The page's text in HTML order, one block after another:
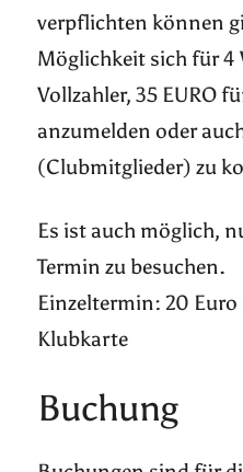
verpflichten können
Möglichkeit sich für 4
Vollzahler, 35 EURO
anzumelden oder
(Clubmitglieder) zu
Es ist auch möglich,
Termin zu besuchen.
Einzeltermin: 20 Euro
Klubkarte
Buchung